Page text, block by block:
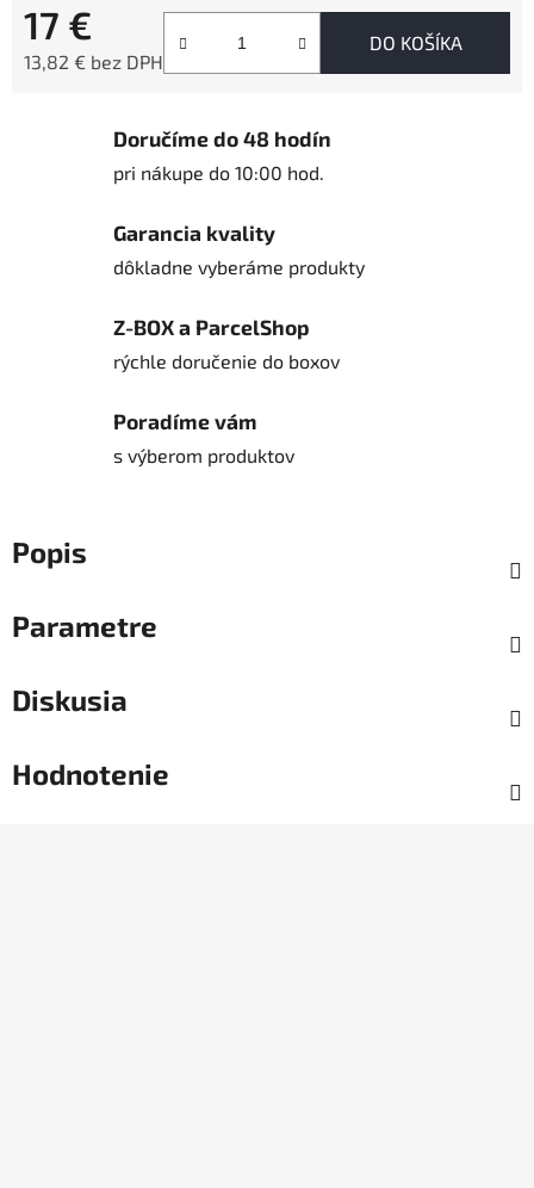
17 €
13,82 € bez DPH
DO KOŠÍKA
Doručíme do 48 hodín
pri nákupe do 10:00 hod.
Garancia kvality
dôkladne vyberáme produkty
Z-BOX a ParcelShop
rýchle doručenie do boxov
Poradíme vám
s výberom produktov
Popis
Parametre
Diskusia
Hodnotenie